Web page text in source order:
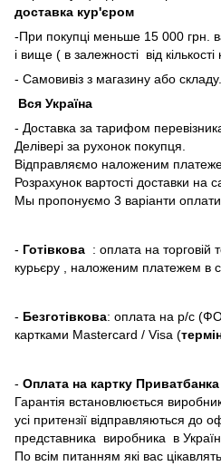
доставка кур'єром
-При покупці меньше 15 000 грн.
і вище ( в залежності від кількості
- Самовивіз з магазину або складу.
Вся Україна
- Доставка за тарифом
Делівері за рухонок покупця.
Відправляємо наложеним
Розрахунок вартості доставки на
Мы пропонуємо 3 варіанти
- Готівкова : оплата на торговій
курьєру , наложеним платежем в
- Безготівкова: оплата на р/с
картками Mastercard / Visa (
- Оплата на картку Приватбанка
Гарантія встановлюється
усі притензії відправляються до
представника виробника в
По всім питанням які вас